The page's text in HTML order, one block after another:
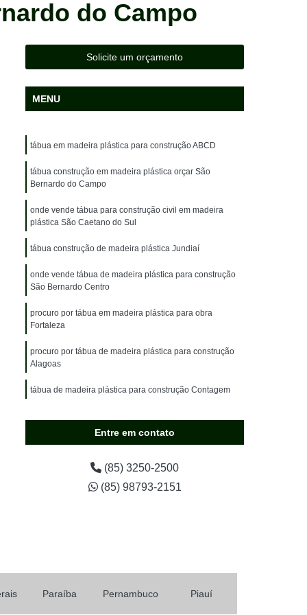
Lixeira em Madeira Plástica Sustentável
Madeira Ecológica Fachada Sustentável
Madeira Ecológica para Revestimento
Deck
Madeira Ecológica Plástica
Madeira Plástica Ambiental Deck
Madeira Plástica Ecológica
Madeira Plástica Lixeira
Plástica Piso para Caminhão
Madeira de Plástico para Pergolado
Madeira Plástica Pergolado
Plástica com Policarbonato
Pergolado de Plástico Imitando Madeira
Pergolado Plástico Madeira
Porta Pallet para Armazenamento
Tábua em Madeira Plástica de Construção
do Campo
Solicite um orçamento
MENU
tábua em madeira plástica para construção ABCD
tábua construção em madeira plástica orçar São
Bernardo do Campo
onde vende tábua para construção civil em madeira
plástica São Caetano do Sul
tábua construção de madeira plástica Jundiaí
onde vende tábua de madeira plástica para construção
São Bernardo Centro
procuro por tábua em madeira plástica para obra
Fortaleza
procuro por tábua de madeira plástica para construção
Alagoas
tábua de madeira plástica para construção Contagem
Entre em contato
(85) 3250-2500
(85) 98793-2151
Paraíba Pernambuco Piauí